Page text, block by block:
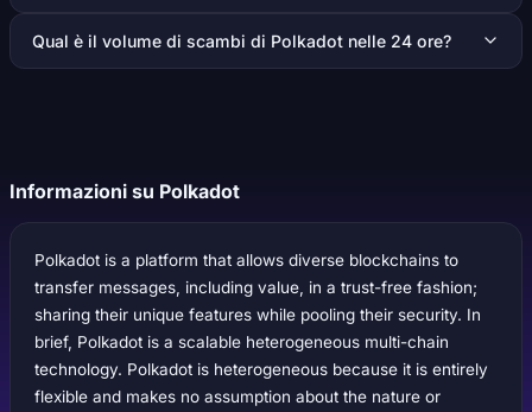
Qual è il volume di scambi di Polkadot nelle 24 ore?
Informazioni su Polkadot
Polkadot is a platform that allows diverse blockchains to
transfer messages, including value, in a trust-free fashion;
sharing their unique features while pooling their security. In
brief, Polkadot is a scalable heterogeneous multi-chain
technology. Polkadot is heterogeneous because it is entirely
flexible and makes no assumption about the nature or